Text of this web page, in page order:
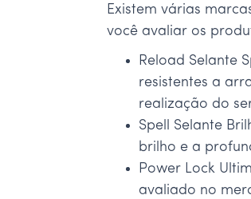
Existem várias
você avaliar os
Reload Selante
resistentes a
realização do
Spell Selante
brilho e a
Power Lock
avaliado no